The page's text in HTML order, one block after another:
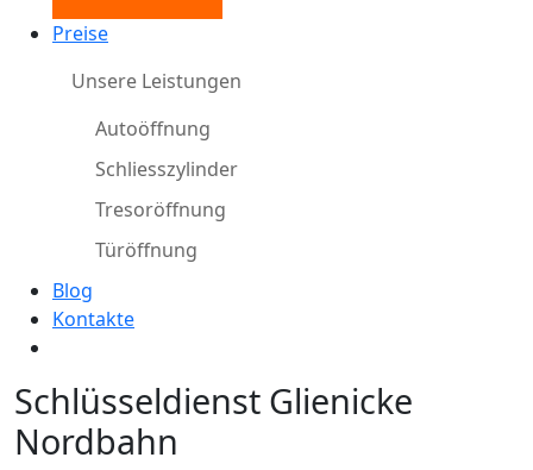
Preise
Unsere Leistungen
Autoöffnung
Schliesszylinder
Tresoröffnung
Türöffnung
Blog
Kontakte
Schlüsseldienst Glienicke
Nordbahn